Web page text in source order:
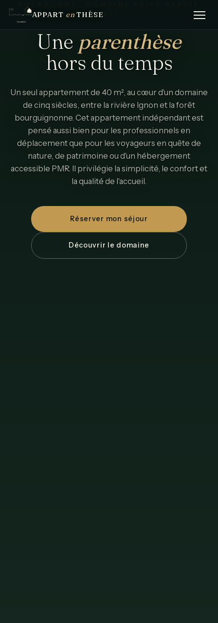
APPART en THÈSE1511
Une parenthèse
hors du temps
Un seul appartement de 40 m², au cœur d'un domaine
de cinq siècles, entre la rivière Ignon et la forêt
bourguignonne. Cet appartement indépendant est
pensé aussi bien pour les professionnels en
déplacement que pour les voyageurs en quête de
nature, de patrimoine ou d'un hébergement
accessible PMR. Il privilégie la simplicité, le confort et
la qualité de l'accueil.
Réserver mon séjour
Découvrir le domaine